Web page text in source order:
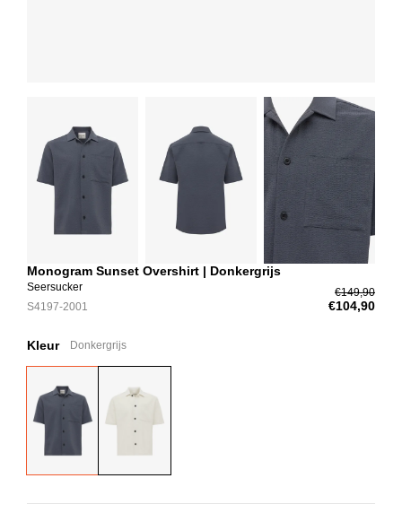
Monogram Sunset Overshirt | Donkergrijs
Seersucker
S4197-2001
€149,90
€104,90
Kleur Donkergrijs